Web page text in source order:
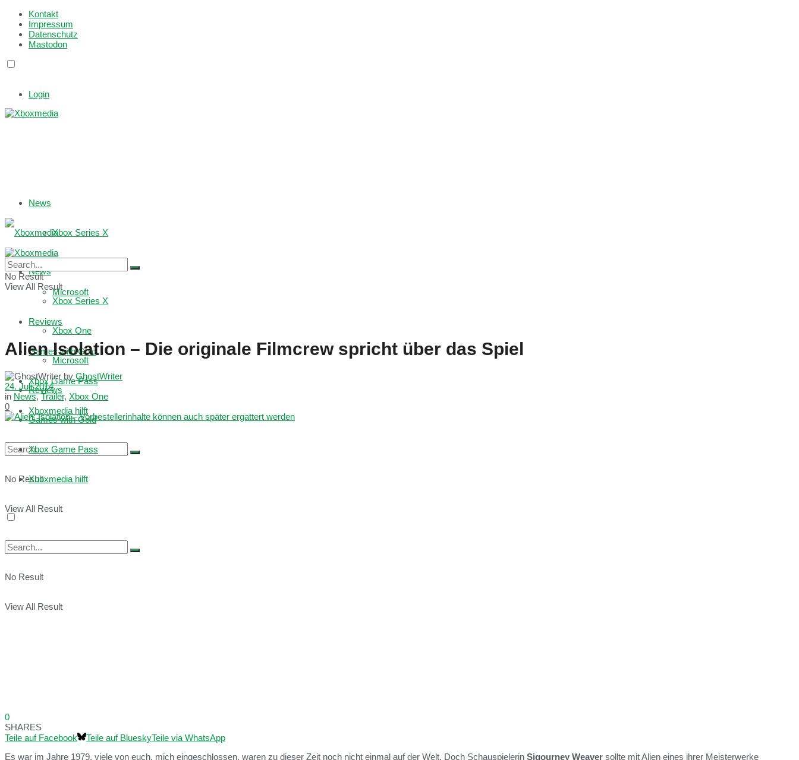
Kontakt
Impressum
Datenschutz
Mastodon
Login
News
Xbox Series X
Microsoft
Reviews
Games with Gold
Xbox Game Pass
Xboxmedia hilft
No Result
View All Result
News
Xbox Series X
Xbox One
Microsoft
Reviews
Games with Gold
Xbox Game Pass
Xboxmedia hilft
No Result
View All Result
No Result
View All Result
Alien Isolation – Die originale Filmcrew spricht über das Spiel
by GhostWriter
24. Juli 2014
in News,Trailer, Xbox One
0
0
SHARES
Teile auf Facebook
Teile auf BlueskyTeile via WhatsApp
Es war im Jahre 1979, viele von euch, mich eingeschlossen, waren zu dieser Zeit noch nicht einmal auf der Welt. Doch Schauspielerin Sigourney Weaver sollte mit Alien eines ihrer Meisterwerke